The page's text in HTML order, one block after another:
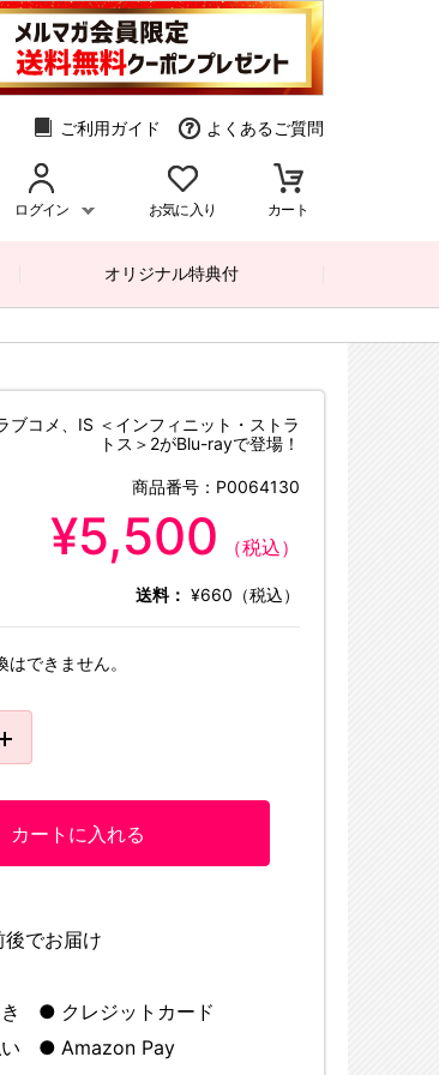
ご利用ガイド よくあるご質問
ログイン お気に入り カート
オリジナル特典付
ブコメ、IS ＜インフィニット・ストラ
トス＞2がBlu-rayで登場！
商品番号： P0064130
¥5,500 （税込）
送料： ¥660（税込）
できません。
カートに入れる
後でお届け
クレジットカード
Amazon Pay